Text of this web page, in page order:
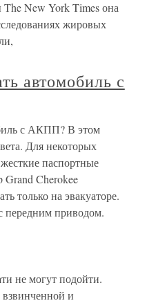
The New York Times она
жировых
автомобиль с
с АКПП? В этом
Для некоторых
паспортные
Grand Cherokee
только на эвакуаторе.
передним приводом.
не могут подойти.
и